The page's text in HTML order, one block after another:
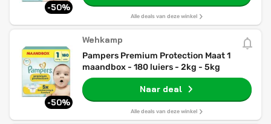
-50%
Alle deals van deze winkel
-50%
Wehkamp
Pampers Premium Protection Maat 1
maandbox - 180 luiers - 2kg - 5kg
Naar deal
Alle deals van deze winkel